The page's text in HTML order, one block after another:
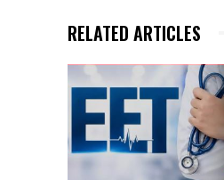
RELATED ARTICLES